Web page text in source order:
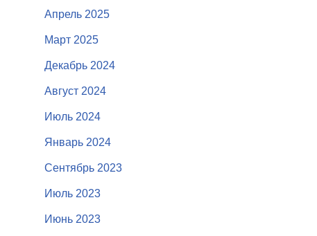
Апрель 2025
Март 2025
Декабрь 2024
Август 2024
Июль 2024
Январь 2024
Сентябрь 2023
Июль 2023
Июнь 2023